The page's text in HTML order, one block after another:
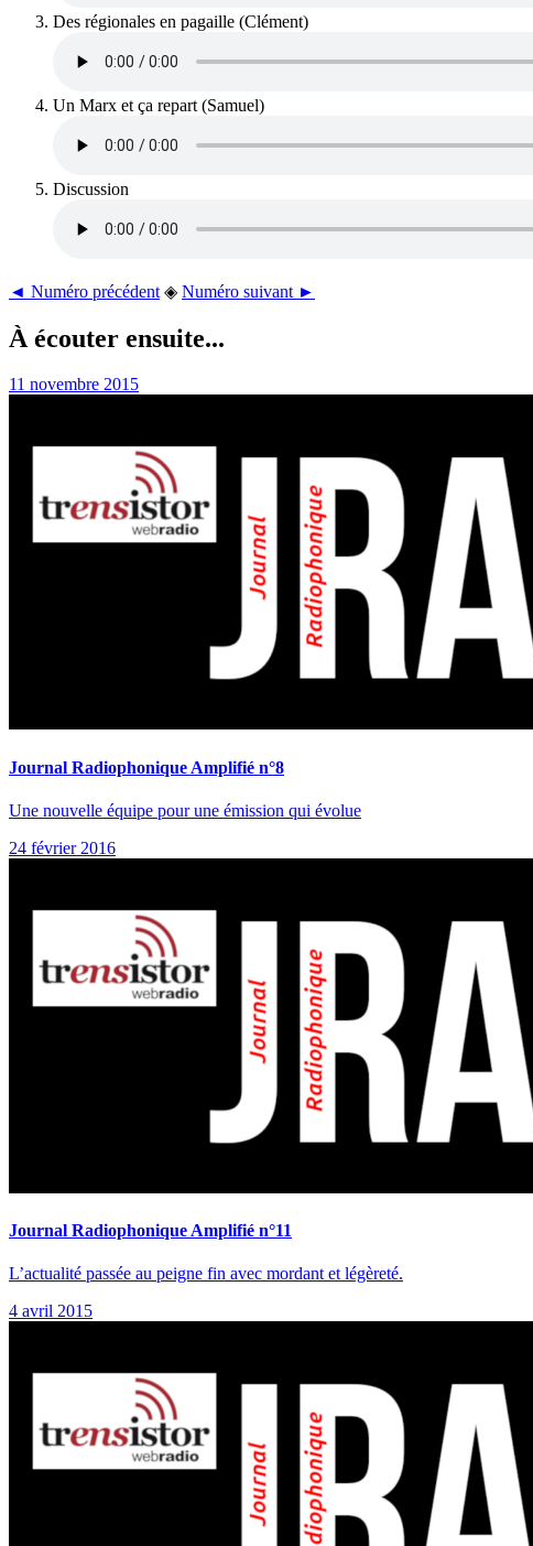
Des régionales en pagaille (Clément)
Un Marx et ça repart (Samuel)
Discussion
◄ Numéro précédent ◈ Numéro suivant ►
À écouter ensuite...
11 novembre 2015
Journal Radiophonique Amplifié n°8
Une nouvelle équipe pour une émission qui évolue
24 février 2016
Journal Radiophonique Amplifié n°11
L’actualité passée au peigne fin avec mordant et légèreté.
4 avril 2015